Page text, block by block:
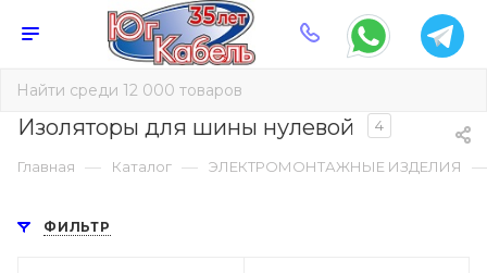
Изоляторы для шины нулевой 4
Главная — Каталог — ЭЛЕКТРОМОНТАЖНЫЕ ИЗДЕЛИЯ —
ФИЛЬТР